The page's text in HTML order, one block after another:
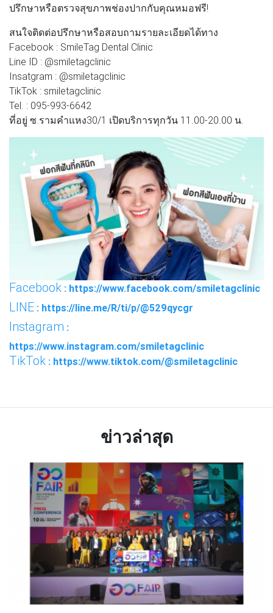
ปรึกษาหรือตรวจสุขภาพช่องปากกับคุณหมอฟรี!
สนใจติดต่อปรึกษาหรือสอบถามรายละเอียดได้ทาง
Facebook : SmileTag Dental Clinic
Line ID : @smiletagclinic
Insatgram : @smiletagclinic
TikTok : smiletagclinic
Tel. : 095-993-6642
ที่อยู่ ซ.รามคำแหง30/1 เปิดบริการทุกวัน 11.00-20.00 น.
Facebook : https://www.facebook.com/smiletagclinic
LINE : https://line.me/R/ti/p/@529qycgr
Instagram :
https://www.instagram.com/smiletagclinic
TikTok : https://www.tiktok.com/@smiletagclinic
ข่าวล่าสุด